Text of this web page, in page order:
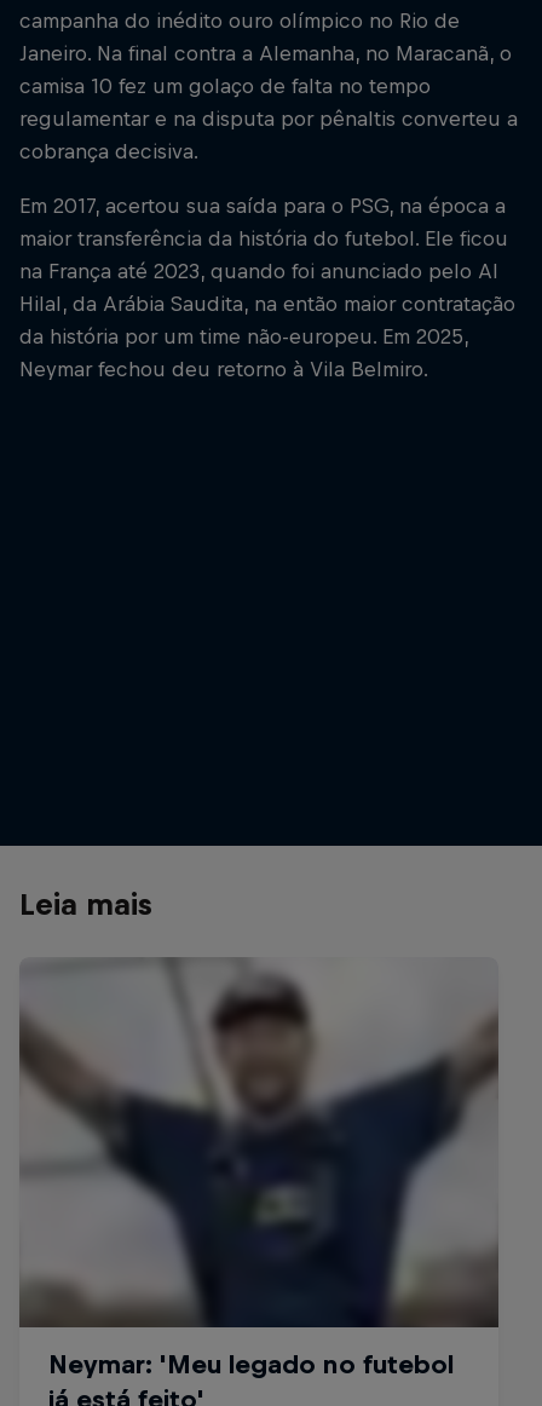
campanha do inédito ouro olímpico no Rio de
Janeiro. Na final contra a Alemanha, no Maracanã, o
camisa 10 fez um golaço de falta no tempo
regulamentar e na disputa por pênaltis converteu a
cobrança decisiva.
Em 2017, acertou sua saída para o PSG, na época a
maior transferência da história do futebol. Ele ficou
na França até 2023, quando foi anunciado pelo Al
Hilal, da Arábia Saudita, na então maior contratação
da história por um time não-europeu. Em 2025,
Neymar fechou deu retorno à Vila Belmiro.
Leia mais